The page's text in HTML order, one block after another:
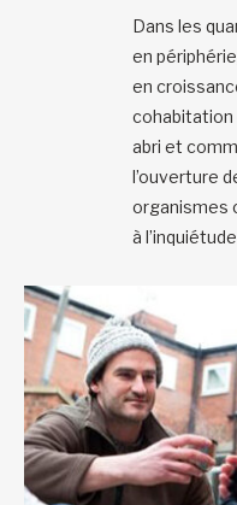
Dans les
en
en
cohabitation
abri et
l’ouverture
organismes
à